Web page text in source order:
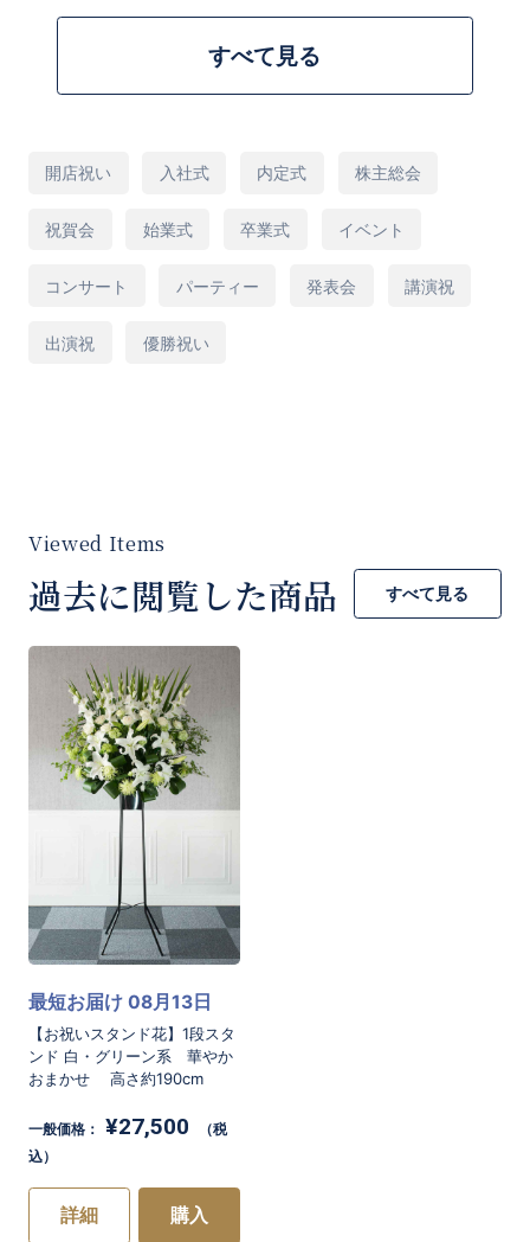
すべて見る
す。
つ丁寧にお作りいたします。
※ご希望がございましたら「ご要望など」欄に
ご入力をお願いいたします。
開店祝い 入社式 内定式 株主総会
祝賀会 始業式 卒業式 イベント
コンサート パーティー 発表会 講演祝
出演祝 優勝祝い
過去に閲覧した商品
【お祝いスタンド花】1段スタ
ンド 白・グリーン系 華やか
おまかせ 高さ約190cm
最短お届け 08月13日
一般価格： ¥27,500
（税
込）
詳細 購入
すべて見る
お買い物を続ける